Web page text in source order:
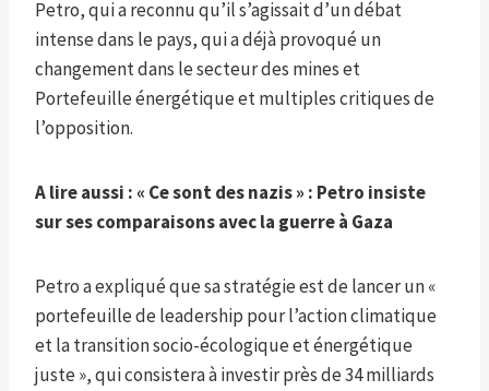
Petro, qui a reconnu qu’il s’agissait d’un débat
intense dans le pays, qui a déjà provoqué un
changement dans le secteur des mines et
Portefeuille énergétique et multiples critiques de
l’opposition.
A lire aussi : « Ce sont des nazis » : Petro insiste
sur ses comparaisons avec la guerre à Gaza
Petro a expliqué que sa stratégie est de lancer un «
portefeuille de leadership pour l’action climatique
et la transition socio-écologique et énergétique
juste », qui consistera à investir près de 34 milliards